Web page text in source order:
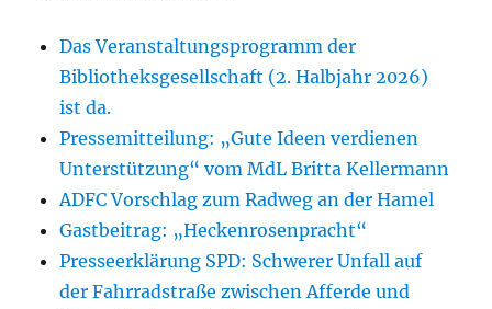
Das Veranstaltungsprogramm der
Bibliotheksgesellschaft (2. Halbjahr 2026)
ist da.
Pressemitteilung: „Gute Ideen verdienen
Unterstützung“ vom MdL Britta Kellermann
ADFC Vorschlag zum Radweg an der Hamel
Gastbeitrag: „Heckenrosenpracht“
Presseerklärung SPD: Schwerer Unfall auf
der Fahrradstraße zwischen Afferde und